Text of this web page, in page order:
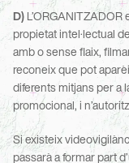
D)
propietat intel·lectual
amb o sense flaix,
reconeix que pot
diferents mitjans per a
promocional, i
Si existeix
passarà a formar part